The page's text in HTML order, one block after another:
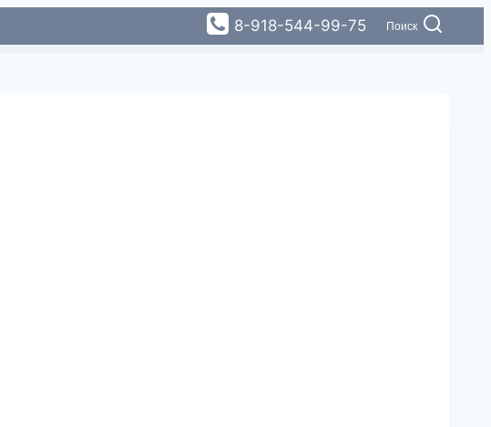
8-918-544-99-75 Поиск